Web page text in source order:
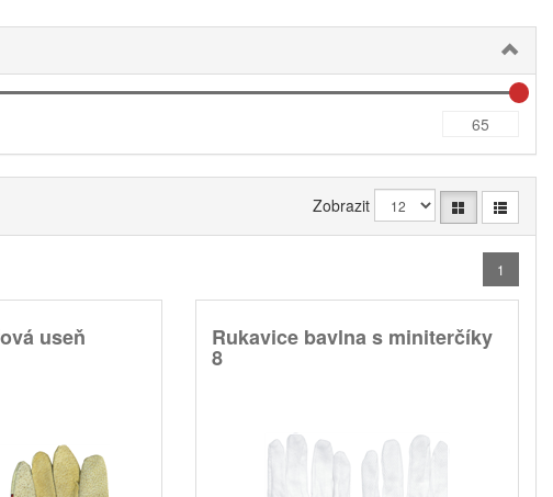
Zobrazit
1
useň Rukavice bavlna s miniterčíky
8